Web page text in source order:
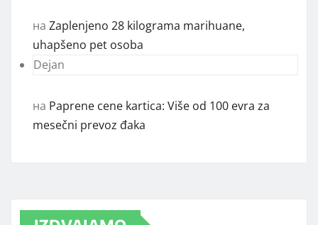
на Zaplenjeno 28 kilograma marihuane,
uhapšeno pet osoba
Dejan
на Paprene cene kartica: Više od 100 evra za
mesečni prevoz đaka